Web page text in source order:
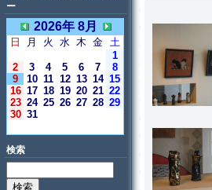
ー
2026年 8月
日 月 火 水 木 金 土
1
2
3 4 5 6 7
8
9
10 11 12 13 14 15
16 17 18 19 20 21 22
23 24 25 26 27 28 29
30 31
検索